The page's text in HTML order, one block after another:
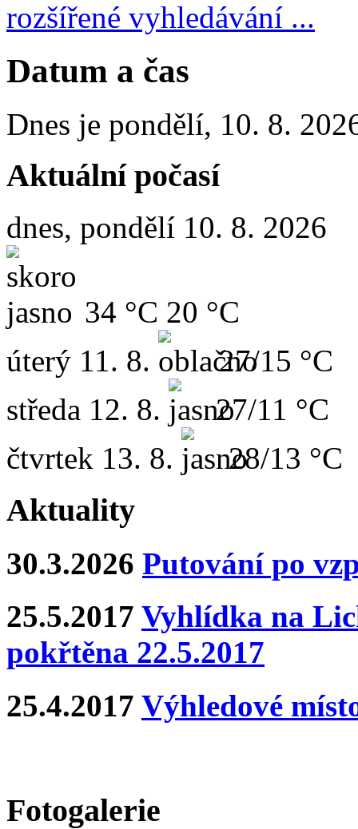
rozšířené vyhledávání ...
Datum a čas
Dnes je pondělí, 10. 8.
Aktuální počasí
dnes, pondělí 10. 8. 2026
34 °C 20 °C
úterý 11. 8.
27/15 °C
středa 12. 8.
27/11 °C
čtvrtek 13. 8. 28/13 °C
Aktuality
30.3.2026 Putování po
25.5.2017 Vyhlídka na
pokřtěna 22.5.2017
25.4.2017 Výhledové
Fotogalerie